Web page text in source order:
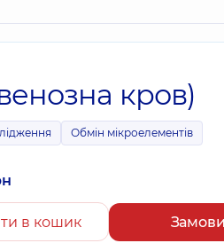
кров)
Обмін мікроелементів
в кошик